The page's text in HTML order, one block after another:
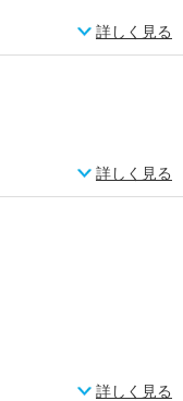
詳しく見る
詳しく見る
詳しく見る